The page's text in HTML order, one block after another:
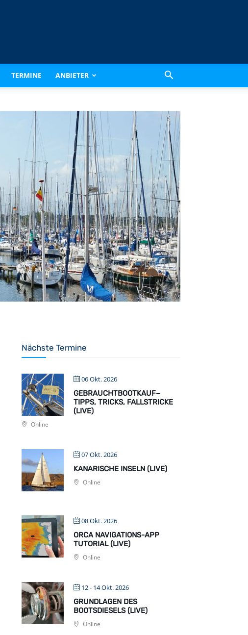
TERMINE ANBIETER
Nächste Termine
06 Okt. 2026
GEBRAUCHTBOOTKAUF–
TIPPS, TRICKS, FALLSTRICKE
(LIVE)
Online
07 Okt. 2026
KANARISCHE INSELN (LIVE)
Online
08 Okt. 2026
ORCA NAVIGATIONS-APP
TUTORIAL (LIVE)
Online
12 - 14 Okt. 2026
GRUNDLAGEN DES
BOOTSDIESELS (LIVE)
Online